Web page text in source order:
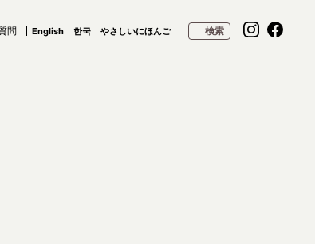
問 English 한국 やさしいにほんご 検索